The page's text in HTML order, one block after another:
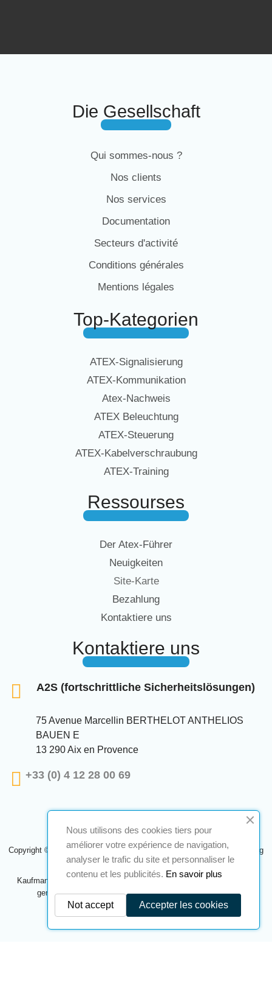
Die Gesellschaft
Qui sommes-nous ?
Nos clients
Nos services
Documentation
Secteurs d'activité
Conditions générales
Mentions légales
Top-Kategorien
ATEX-Signalisierung
ATEX-Kommunikation
Atex-Nachweis
ATEX Beleuchtung
ATEX-Steuerung
ATEX-Kabelverschraubung
ATEX-Training
Ressourses
Der Atex-Führer
Neuigkeiten
Site-Karte
Bezahlung
Kontaktiere uns
Kontaktiere uns
A2S (fortschrittliche Sicherheitslösungen)
75 Avenue Marcellin BERTHELOT ANTHELIOS
BAUEN E
13 290 Aix en Provence
+33 (0) 4 12 28 00 69
Copyright © 2024 A2S ATEX. Alle Rechte vorbehalten. Eine Realisierung
Navilog
Kaufmann, der von der offensichtlichen Meinung des Unternehmens
genehmigt wurde,Klicken Sie hier, um es zu überprüfen.
Nous utilisons des cookies tiers pour
améliorer votre expérience de navigation,
analyser le trafic du site et personnaliser le
contenu et les publicités. En savoir plus
Accepter les cookies
Not accept